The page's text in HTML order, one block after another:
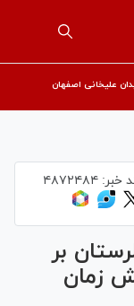
علیخانی اصفهان
خبر: ۴۸۷۲۴۸۴
بر
زمان